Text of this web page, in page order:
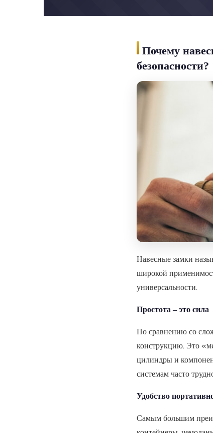
Почему
безопасности?
Навесные замки
широкой
универсальности.
Простота – это сила
По сравнению со
конструкцию. Это
цилиндры и
системам часто
Удобство
Самым большим